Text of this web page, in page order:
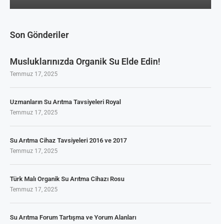
Son Gönderiler
Musluklarınızda Organik Su Elde Edin!
Temmuz 17, 2025
Uzmanların Su Arıtma Tavsiyeleri Royal
Temmuz 17, 2025
Su Arıtma Cihaz Tavsiyeleri 2016 ve 2017
Temmuz 17, 2025
Türk Malı Organik Su Arıtma Cihazı Rosu
Temmuz 17, 2025
Su Arıtma Forum Tartışma ve Yorum Alanları